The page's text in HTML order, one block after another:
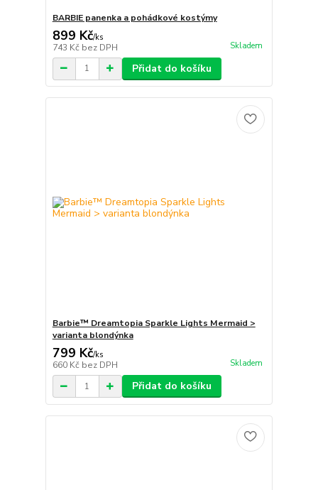
BARBIE panenka a pohádkové kostýmy
899 Kč/ks
743 Kč bez DPH Skladem
Přidat do košíku
Barbie™ Dreamtopia Sparkle Lights Mermaid >
varianta blondýnka
799 Kč/ks
660 Kč bez DPH Skladem
Přidat do košíku